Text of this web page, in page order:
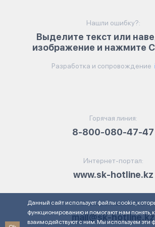
Нашли ошибку?:
Выделите текст или
изображение и нажмите
Разработка и сопровождение
Горячая линия:
8-800-080-47-47
Интернет-портал:
www.sk-hotline.kz
Электронная почта:
mail@sk-hotline.kz
Данный сайт использует файлы cookie,
функционированию и помогают нам понять,
взаимодействуют с ним. Мы используем эти